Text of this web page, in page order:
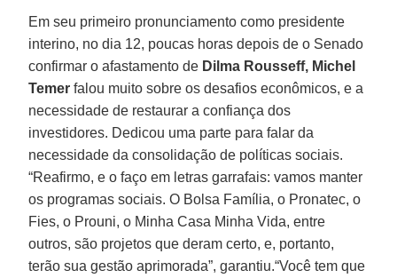
Em seu primeiro pronunciamento como presidente
interino, no dia 12, poucas horas depois de o Senado
confirmar o afastamento de Dilma Rousseff, Michel
Temer falou muito sobre os desafios econômicos, e a
necessidade de restaurar a confiança dos
investidores. Dedicou uma parte para falar da
necessidade da consolidação de políticas sociais.
“Reafirmo, e o faço em letras garrafais: vamos manter
os programas sociais. O Bolsa Família, o Pronatec, o
Fies, o Prouni, o Minha Casa Minha Vida, entre
outros, são projetos que deram certo, e, portanto,
terão sua gestão aprimorada”, garantiu.“Você tem que